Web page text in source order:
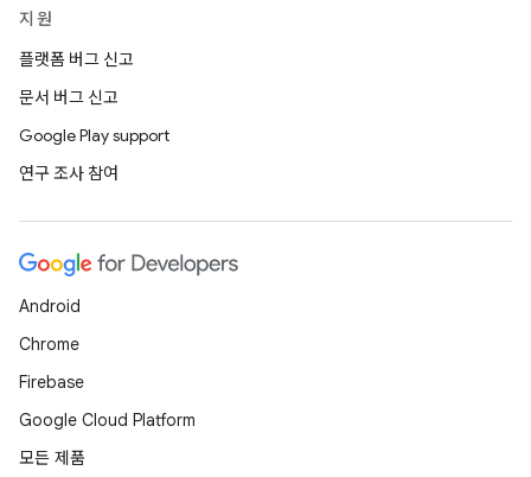
지원
플랫폼 버그 신고
문서 버그 신고
Google Play support
연구 조사 참여
Android
Chrome
Firebase
Google Cloud Platform
모든 제품